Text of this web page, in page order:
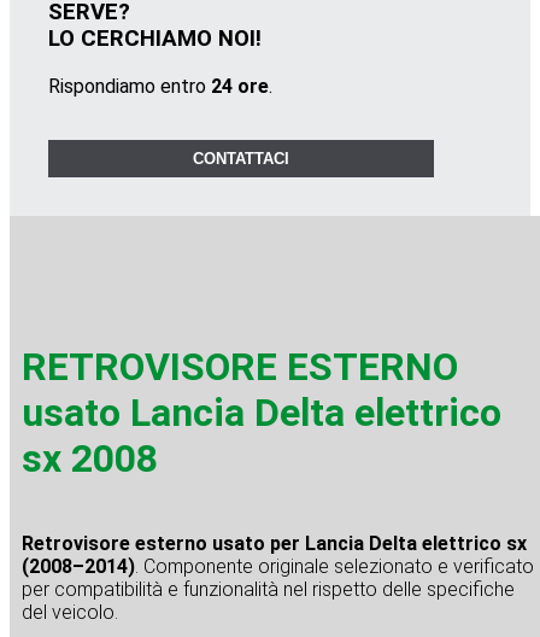
SERVE?
LO CERCHIAMO NOI!
Rispondiamo entro 24 ore.
CONTATTACI
RETROVISORE ESTERNO
usato Lancia Delta elettrico
sx 2008
Retrovisore esterno usato per Lancia Delta elettrico sx
(2008–2014). Componente originale selezionato e verificato
per compatibilità e funzionalità nel rispetto delle specifiche
del veicolo.